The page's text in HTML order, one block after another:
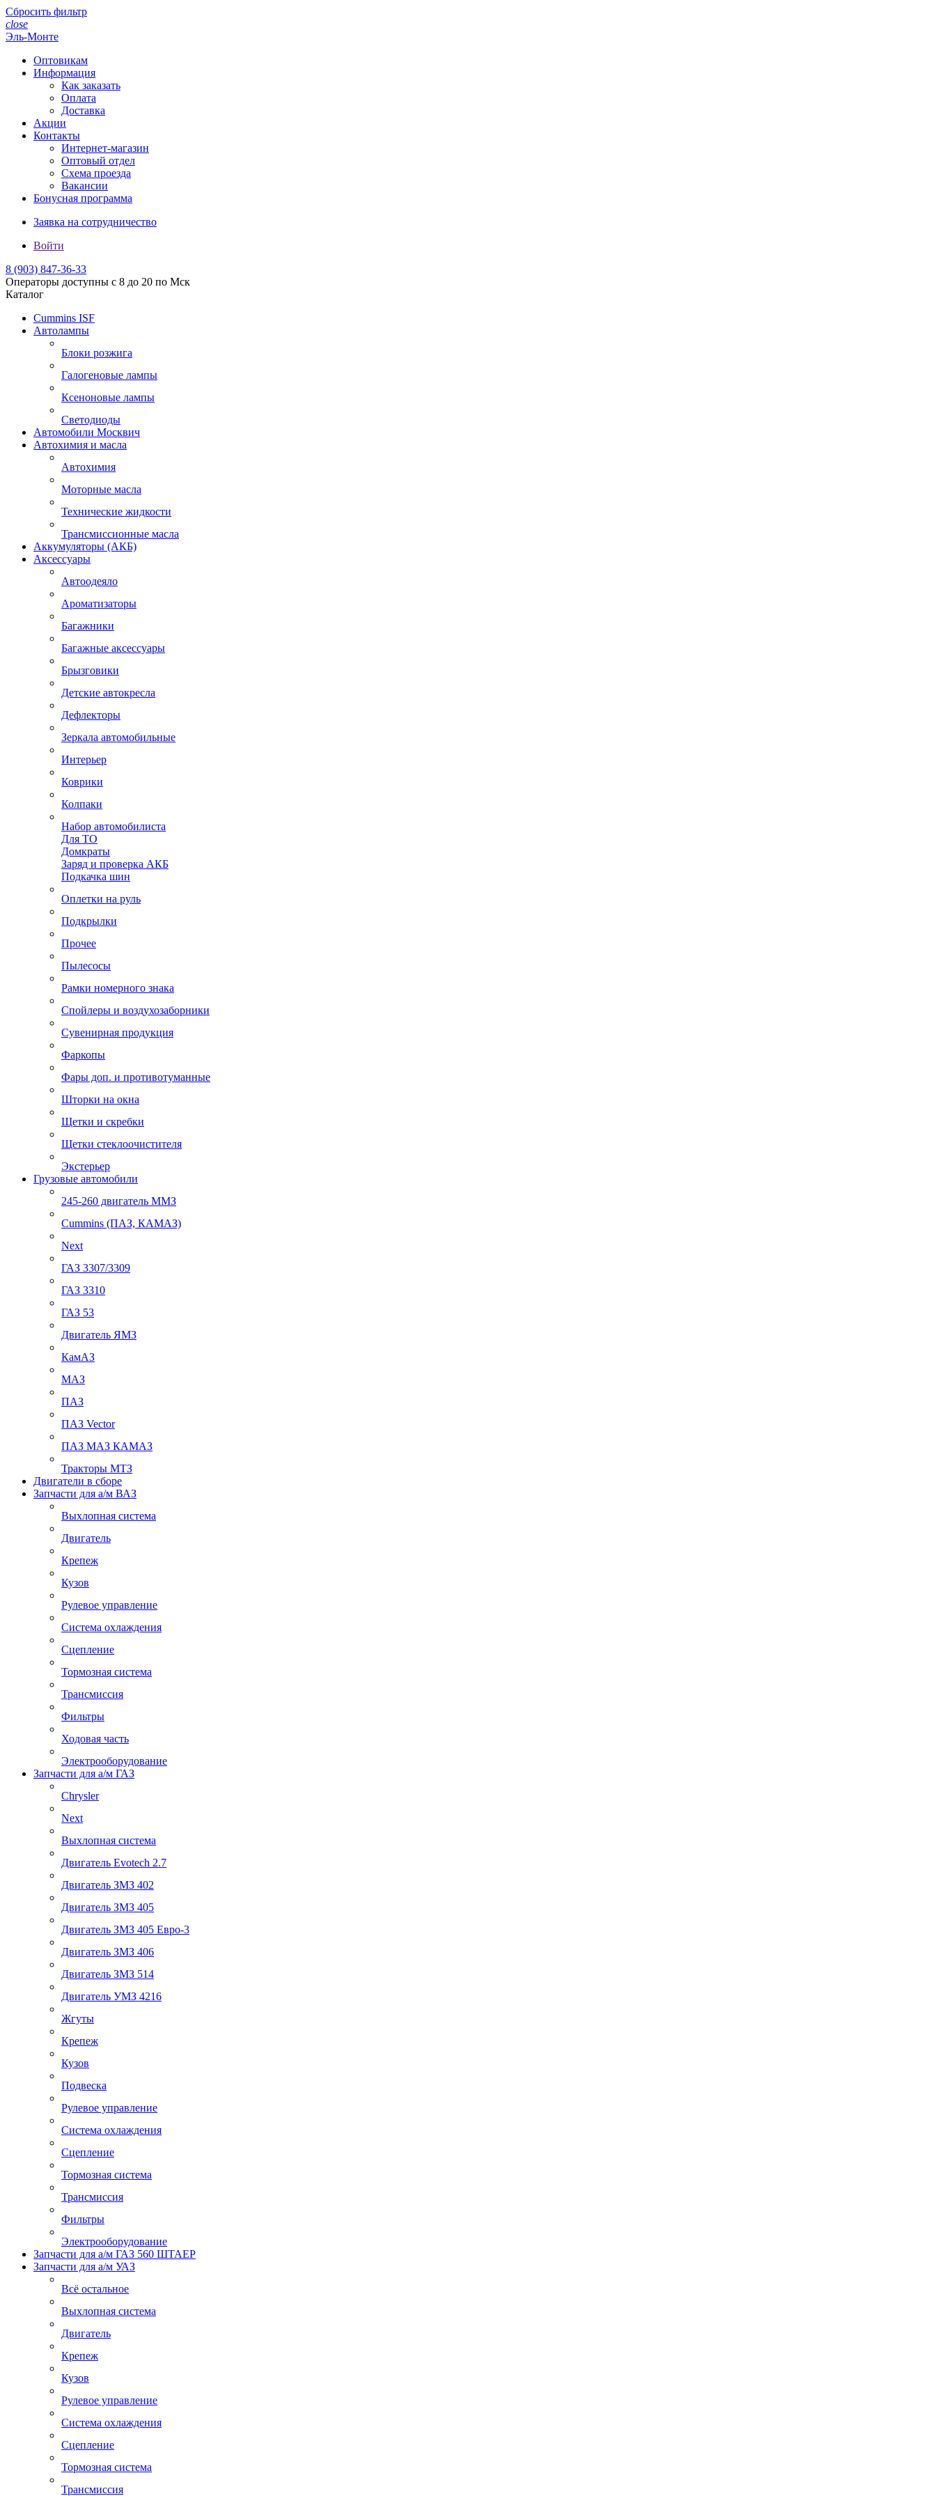
Сбросить фильтр
close
Эль-Монте
Оптовикам
Информация
Как заказать
Оплата
Доставка
Акции
Контакты
Интернет-магазин
Оптовый отдел
Схема проезда
Вакансии
Бонусная программа
Заявка на сотрудничество
Войти
8 (903) 847-36-33
Операторы доступны с 8 до 20 по Мск
Каталог
Cummins ISF
Автолампы
Блоки розжига
Галогеновые лампы
Ксеноновые лампы
Светодиоды
Автомобили Москвич
Автохимия и масла
Автохимия
Моторные масла
Технические жидкости
Трансмиссионные масла
Аккумуляторы (АКБ)
Аксессуары
Автоодеяло
Ароматизаторы
Багажники
Багажные аксессуары
Брызговики
Детские автокресла
Дефлекторы
Зеркала автомобильные
Интерьер
Коврики
Колпаки
Набор автомобилиста
Для ТО
Домкраты
Заряд и проверка АКБ
Подкачка шин
Оплетки на руль
Подкрылки
Прочее
Пылесосы
Рамки номерного знака
Спойлеры и воздухозаборники
Сувенирная продукция
Фаркопы
Фары доп. и противотуманные
Шторки на окна
Щетки и скребки
Щетки стеклоочистителя
Экстерьер
Грузовые автомобили
245-260 двигатель ММЗ
Cummins (ПАЗ, КАМАЗ)
Next
ГАЗ 3307/3309
ГАЗ 3310
ГАЗ 53
Двигатель ЯМЗ
КамАЗ
МАЗ
ПАЗ
ПАЗ Vector
ПАЗ МАЗ КАМАЗ
Тракторы МТЗ
Двигатели в сборе
Запчасти для а/м ВАЗ
Выхлопная система
Двигатель
Крепеж
Кузов
Рулевое управление
Система охлаждения
Сцепление
Тормозная система
Трансмиссия
Фильтры
Ходовая часть
Электрооборудование
Запчасти для а/м ГАЗ
Chrysler
Next
Выхлопная система
Двигатель Evotech 2.7
Двигатель ЗМЗ 402
Двигатель ЗМЗ 405
Двигатель ЗМЗ 405 Евро-3
Двигатель ЗМЗ 406
Двигатель ЗМЗ 514
Двигатель УМЗ 4216
Жгуты
Крепеж
Кузов
Подвеска
Рулевое управление
Система охлаждения
Сцепление
Тормозная система
Трансмиссия
Фильтры
Электрооборудование
Запчасти для а/м ГАЗ 560 ШТАЕР
Запчасти для а/м УАЗ
Всё остальное
Выхлопная система
Двигатель
Крепеж
Кузов
Рулевое управление
Система охлаждения
Сцепление
Тормозная система
Трансмиссия